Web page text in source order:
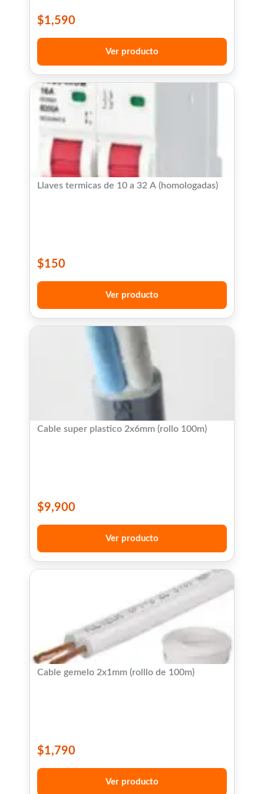
$1,590
Ver producto
Llaves termicas de 10 a 32 A (homologadas)
$150
Ver producto
Cable super plastico 2x6mm (rollo 100m)
$9,900
Ver producto
Cable gemelo 2x1mm (rolllo de 100m)
$1,790
Ver producto